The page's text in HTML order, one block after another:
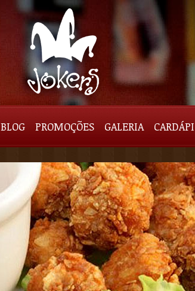
BLOG PROMOÇÕES GALERIA